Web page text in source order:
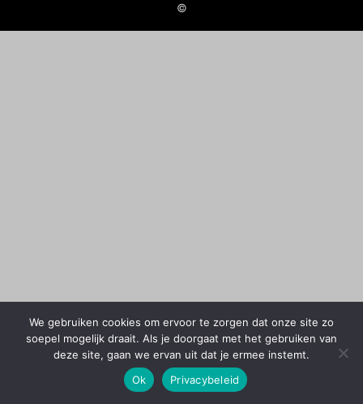
©
We gebruiken cookies om ervoor te zorgen dat onze site zo
soepel mogelijk draait. Als je doorgaat met het gebruiken van
deze site, gaan we ervan uit dat je ermee instemt.
Ok
Privacybeleid